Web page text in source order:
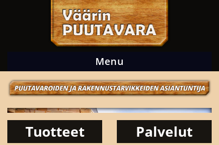
Menu
Skip to content
Tuotteet
Palvelut